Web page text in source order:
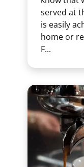
served at
is easily
home or
F...